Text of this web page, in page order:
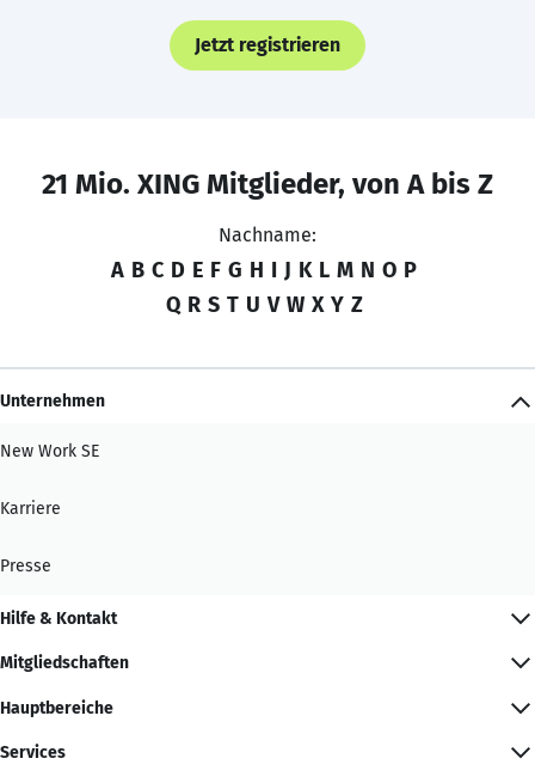
Jetzt registrieren
21 Mio. XING Mitglieder, von A bis Z
Nachname:
A B C D E F G H I J K L M N O P
Q R S T U V W X Y Z
Unternehmen
New Work SE
Karriere
Presse
Hilfe & Kontakt
Mitgliedschaften
Hauptbereiche
Services